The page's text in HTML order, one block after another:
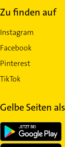
Zu finden auf
Instagram
Facebook
Pinterest
TikTok
Gelbe Seiten